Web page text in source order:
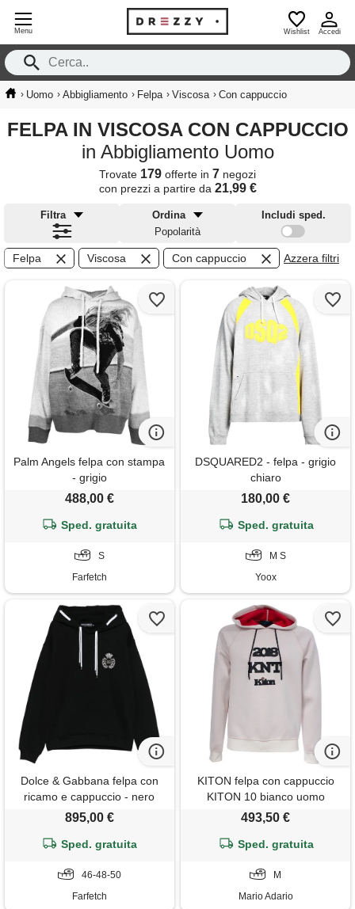
Menu Wishlist Accedi
› Uomo › Abbigliamento › Felpa › Viscosa › Con cappuccio
FELPA IN VISCOSA CON CAPPUCCIO
in Abbigliamento Uomo
Trovate 179 offerte in 7 negozi
con prezzi a partire da 21,99 €
Filtra
Ordina
Popolarità
Includi sped.
Felpa Viscosa Con cappuccio Azzera filtri
Palm Angels felpa con stampa
- grigio
488,00 €
Sped. gratuita
S
Farfetch
DSQUARED2 - felpa - grigio
chiaro
180,00 €
Sped. gratuita
M S
Yoox
Dolce & Gabbana felpa con
ricamo e cappuccio - nero
895,00 €
Sped. gratuita
46-48-50
Farfetch
KITON felpa con cappuccio
KITON 10 bianco uomo
493,50 €
Sped. gratuita
M
Mario Adario